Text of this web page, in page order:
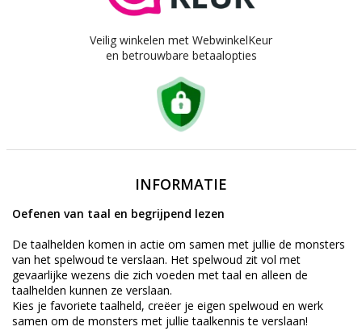
Veilig winkelen met WebwinkelKeur
en betrouwbare betaalopties
INFORMATIE
Oefenen van taal en begrijpend lezen
De taalhelden komen in actie om samen met jullie de monsters
van het spelwoud te verslaan. Het spelwoud zit vol met
gevaarlijke wezens die zich voeden met taal en alleen de
taalhelden kunnen ze verslaan.
Kies je favoriete taalheld, creëer je eigen spelwoud en werk
samen om de monsters met jullie taalkennis te verslaan!